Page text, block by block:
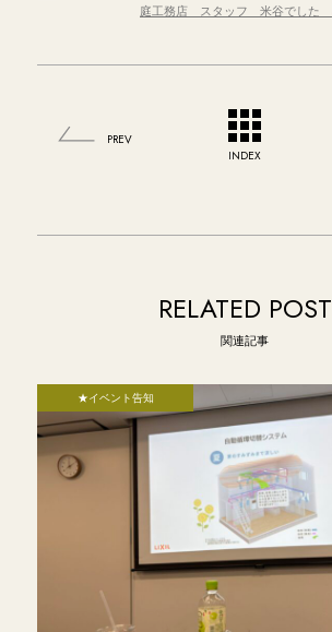
庭工務店 スタッフ 米谷でした
PREV
INDEX
RELATED POST
関連記事
★イベント告知